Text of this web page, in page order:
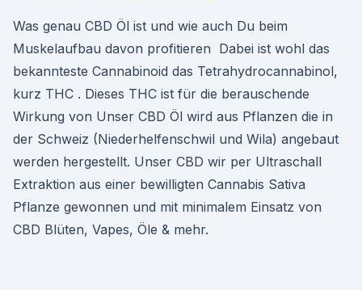
Was genau CBD Öl ist und wie auch Du beim
Muskelaufbau davon profitieren Dabei ist wohl das
bekannteste Cannabinoid das Tetrahydrocannabinol,
kurz THC . Dieses THC ist für die berauschende
Wirkung von Unser CBD Öl wird aus Pflanzen die in
der Schweiz (Niederhelfenschwil und Wila) angebaut
werden hergestellt. Unser CBD wir per Ultraschall
Extraktion aus einer bewilligten Cannabis Sativa
Pflanze gewonnen und mit minimalem Einsatz von
CBD Blüten, Vapes, Öle & mehr.